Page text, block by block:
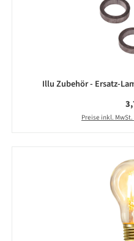
Illu Zubehör - Ersatz-
Preise inkl.